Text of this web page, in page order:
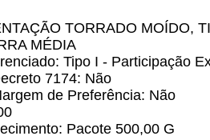
TORRADO MOÍDO,
MÉDIA
Tipo I - Participação
7174: Não
de Preferência: Não
Pacote 500,00 G